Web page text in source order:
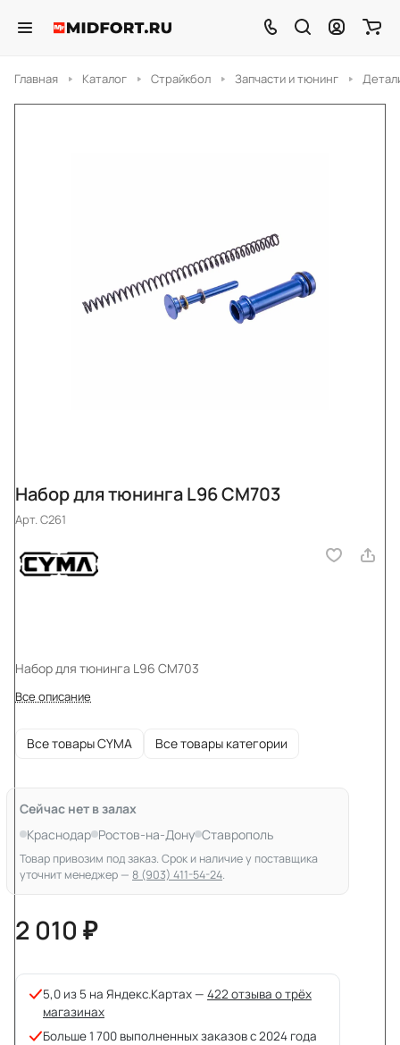
Главная Каталог Страйкбол Запчасти и тюнинг
Набор для тюнинга L96 CM703
Арт.C261
Набор для тюнинга L96 CM703
Все описание
Все товары CYMA Все товары категории
Сейчас нет в залах
Краснодар Ростов-на-Дону Ставрополь
Товар привозим под заказ. Срок и наличие у поставщика
уточнит менеджер — 8 (903) 411-54-24.
2 010 ₽
5,0 из 5 на Яндекс.Картах — 422 отзыва о трёх
магазинах
Больше 1 700 выполненных заказов с 2024 года